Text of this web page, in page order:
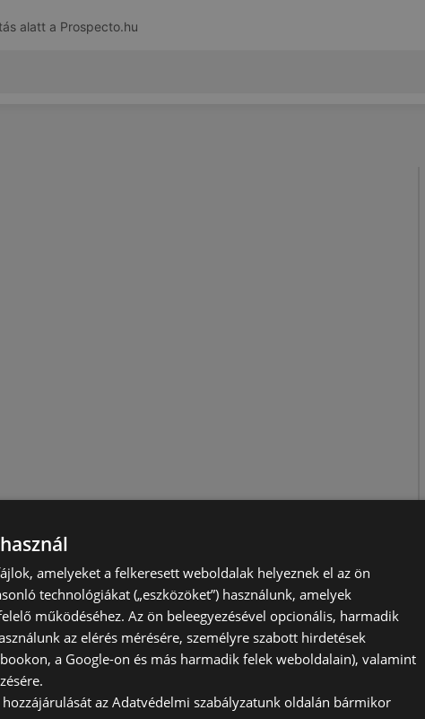
alatt a Prospecto.hu
amelyeket a felkeresett weboldalak helyeznek el az ön
technológiákat („eszközöket”) használunk, amelyek
működéséhez. Az ön beleegyezésével opcionális, harmadik
az elérés mérésére, személyre szabott hirdetések
a Google-on és más harmadik felek weboldalain), valamint
az Adatvédelmi szabályzatunk oldalán bármikor